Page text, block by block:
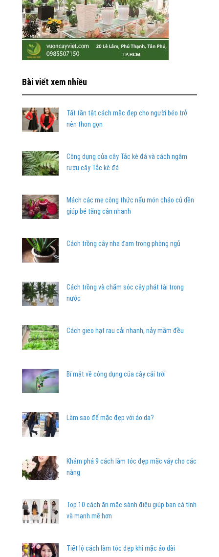
Bài viết xem nhiều
Tất tần tật cách mặc đẹp cho người béo trở
nên thon gọn
Công dụng của cây Tắc kè đá và cách ngâm
rượu cây Tắc kè đá
Mách các mẹ công thức nấu món cháo củ dền
giúp bé tăng cân nhanh
Cách trồng cây nha đam trong phòng ngủ
Cách trồng và chăm sóc cây phát tài trong
nước
Cách gieo hạt rau cải nhanh, nảy mầm đều
Bí mật về công dụng của cây cải trời
Làm sao để mặc đẹp với áo da?
Khám phá 9 cách làm tóc đẹp mặc váy cho các
nàng
Top 10 cách ăn mặc sành điệu giúp bạn cá tính
và mạnh mẽ hơn
Tiết lộ cách làm tóc đẹp khi mặc áo dài